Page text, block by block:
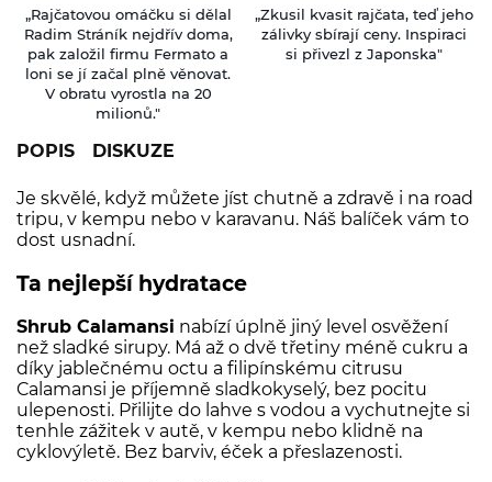
„Rajčatovou omáčku si dělal
Radim Stráník nejdřív doma,
pak založil firmu Fermato a
loni se jí začal plně věnovat.
V obratu vyrostla na 20
milionů."
„Zkusil kvasit rajčata, teď jeho
zálivky sbírají ceny. Inspiraci
si přivezl z Japonska"
POPIS DISKUZE
Je skvělé, když můžete jíst chutně a zdravě i na road
tripu, v kempu nebo v karavanu. Náš balíček vám to
dost usnadní.
Ta nejlepší hydratace
Shrub Calamansi nabízí úplně jiný level osvěžení
než sladké sirupy. Má až o dvě třetiny méně cukru a
díky jablečnému octu a filipínskému citrusu
Calamansi je příjemně sladkokyselý, bez pocitu
ulepenosti. Přilijte do lahve s vodou a vychutnejte si
tenhle zážitek v autě, v kempu nebo klidně na
cyklovýletě. Bez barviv, éček a přeslazenosti.